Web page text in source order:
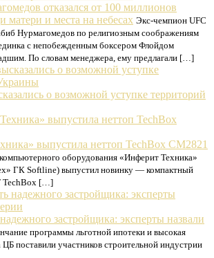
отказался от 100 миллионов
матери и места на небесах Экс-чемпион UFC
Нурмагомедов по религиозным соображениям
с непобежденным боксером Флойдом
По словам менеджера, ему предлагали […]
о возможной уступке территорий
выпустила неттоп TechBox CM2821
оборудования «Инферит Техника»
ГК Softline) выпустил новинку — компактный
TechBox […]
застройщика: эксперты назвали
программы льготной ипотеки и высокая
ЦБ поставили участников строительной индустрии